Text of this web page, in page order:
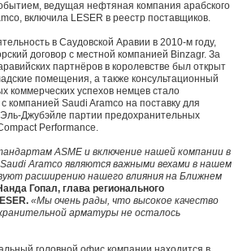
ведущая нефтяная компания арабского
включила LESER в реестр поставщиков.
в Саудовской Аравии в 2010-м году,
договор с местной компанией Binzagr. За
партнёров в королевстве был открыт
помещения, а также консультационный
коммерческих успехов немцев стало
компанией Saudi Aramco на поставку для
Джубэйле партии предохранительных
Performance.
ASME и включение нашей компании в
Aramco являются важными вехами в нашем
расширению нашего влияния на Ближнем
Гопал, глава регионального
«Мы очень рады, что высокое качество
арматуры не осталось